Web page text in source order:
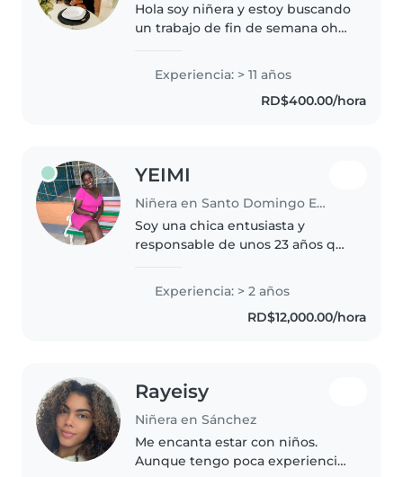
Hola soy niñera y estoy buscando
un trabajo de fin de semana oh
último trabajo fue en una
guardería
Experiencia: > 11 años
RD$400.00/hora
YEIMI
Niñera en Santo Domingo Este
Soy una chica entusiasta y
responsable de unos 23 años que
cuidando niños de todas las
edades, desde bebés hasta
adolescentes. Estoy en la
Experiencia: > 2 años
RD$12,000.00/hora
Rayeisy
Niñera en Sánchez
Me encanta estar con niños.
Aunque tengo poca experiencia,